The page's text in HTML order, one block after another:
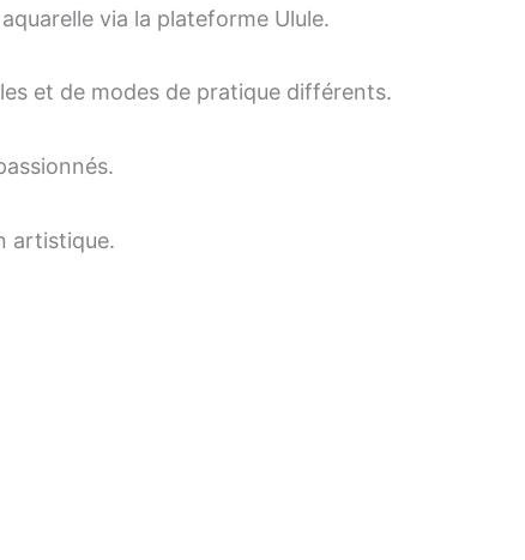
via la plateforme Ulule.
et de modes de pratique différents.
artistique.